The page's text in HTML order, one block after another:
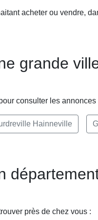
acheter ou vendre,
grande
consulter les
Hainneville
près de chez vous :